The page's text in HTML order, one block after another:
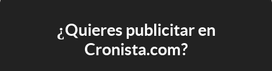
¿Quieres publicitar en
Cronista.com?